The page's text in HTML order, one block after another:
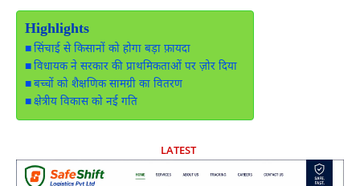
Highlights
सिंचाई से किसानों को होगा बड़ा फ़ायदा
विधायक ने सरकार की प्राथमिकताओं पर ज़ोर दिया
बच्चों को शैक्षणिक सामग्री का वितरण
क्षेत्रीय विकास को नई गति
LATEST